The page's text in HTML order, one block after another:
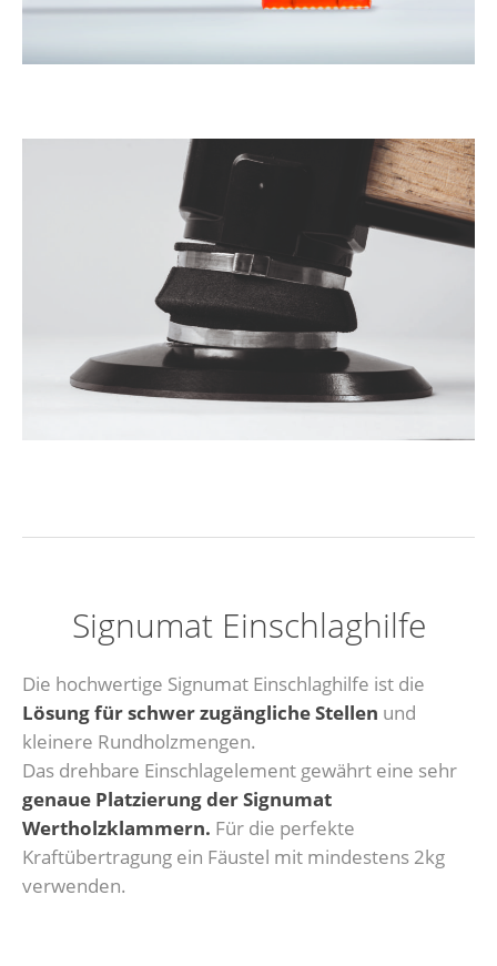
Signumat Einschlaghilfe
Die hochwertige Signumat Einschlaghilfe ist die
Lösung für schwer zugängliche Stellen und
kleinere Rundholzmengen.
Das drehbare Einschlagelement gewährt eine sehr
genaue Platzierung der Signumat
Wertholzklammern. Für die perfekte
Kraftübertragung ein Fäustel mit mindestens 2kg
verwenden.